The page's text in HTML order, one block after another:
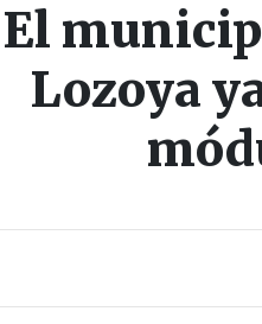
El
Lozoya